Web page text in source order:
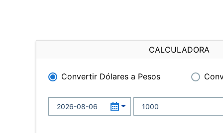
CALCULADORA
Convertir Dólares a Pesos